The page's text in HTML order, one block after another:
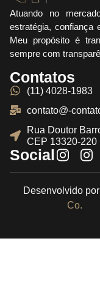
Atuando no
estratégia, confiança
Meu propósito é
sempre com
Contatos
(11) 4028-1983
contato@-
Rua Doutor
CEP 13320-220
Social
Desenvolvido por
Co.